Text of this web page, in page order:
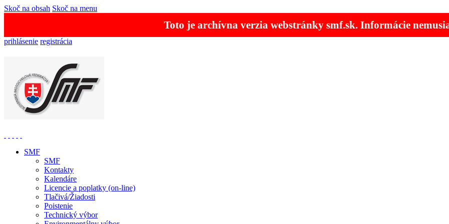
Skoč na obsah Skoč na menu
Toto je archívna verzia webstránky smf.sk. Informácie
prihlásenie registrácia
SMF
SMF
Kontakty
Kalendáre
Licencie a poplatky (on-line)
Tlačivá/Žiadosti
Poistenie
Technický výbor